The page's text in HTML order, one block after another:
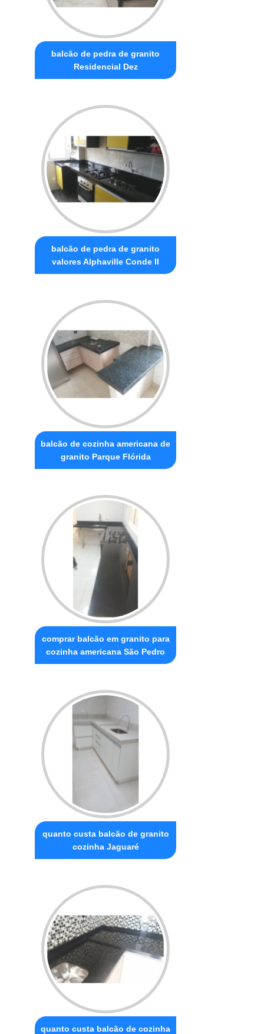
balcão de pedra de granito
Residencial Dez
balcão de pedra de granito
valores Alphaville Conde II
balcão de cozinha americana de
granito Parque Flórida
comprar balcão em granito para
cozinha americana São Pedro
quanto custa balcão de granito
cozinha Jaguaré
quanto custa balcão de cozinha